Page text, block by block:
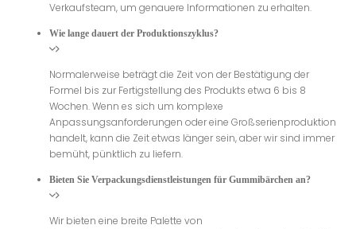
Verkaufsteam, um genauere Informationen zu erhalten.
Wie lange dauert der Produktionszyklus?
Normalerweise beträgt die Zeit von der Bestätigung der
Formel bis zur Fertigstellung des Produkts etwa 6 bis 8
Wochen. Wenn es sich um komplexe
Anpassungsanforderungen oder eine Großserienproduktion
handelt, kann die Zeit etwas länger sein, aber wir sind immer
bemüht, pünktlich zu liefern.
Bieten Sie Verpackungsdienstleistungen für Gummibärchen an?
Wir bieten eine breite Palette von